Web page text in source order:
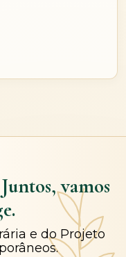
Juntos, vamos
e do Projeto